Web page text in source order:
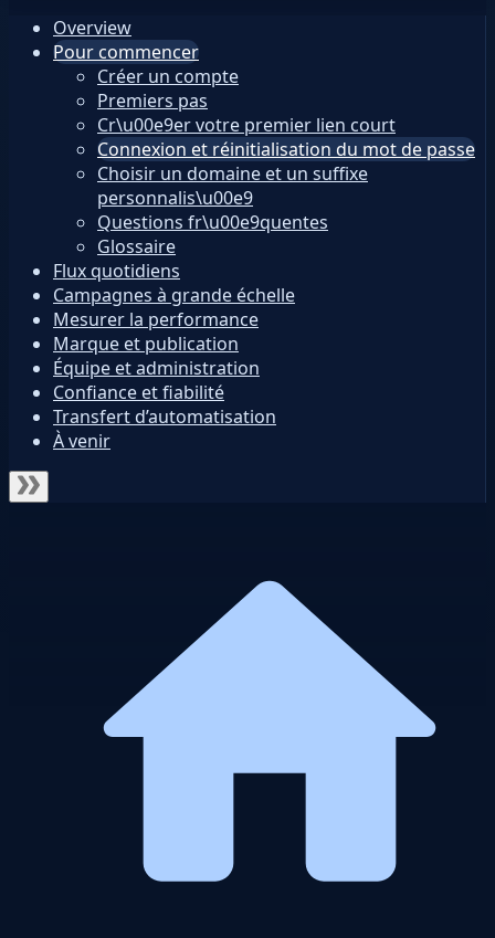
Overview
Pour commencer
Créer un compte
Premiers pas
Cr\u00e9er votre premier lien court
Connexion et réinitialisation du mot de passe
Choisir un domaine et un suffixe
personnalis\u00e9
Questions fr\u00e9quentes
Glossaire
Flux quotidiens
Campagnes à grande échelle
Mesurer la performance
Marque et publication
Équipe et administration
Confiance et fiabilité
Transfert d’automatisation
À venir